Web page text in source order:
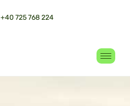
+40 725 768 224